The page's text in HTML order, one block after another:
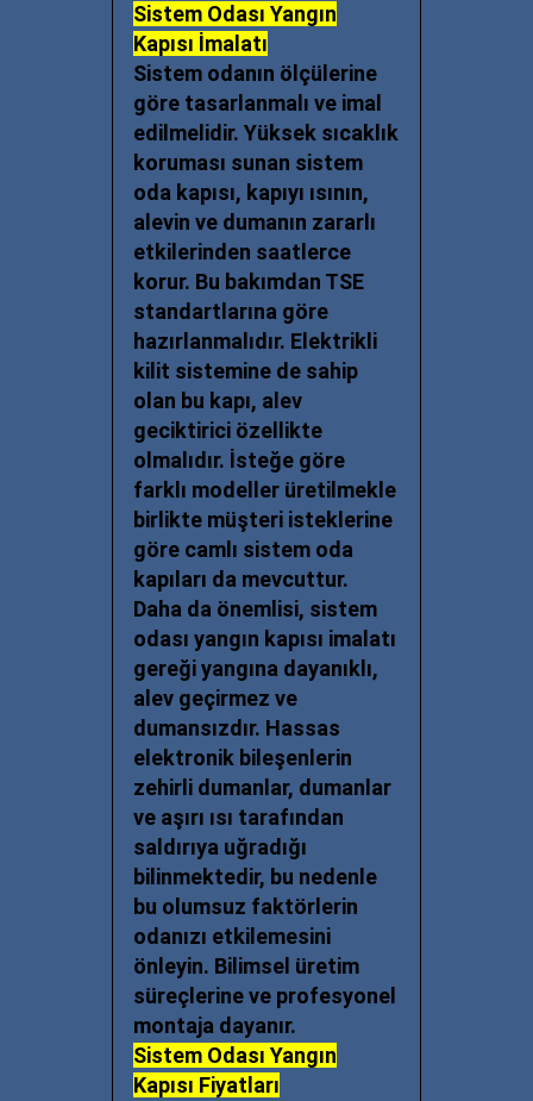
Sistem Odası Yangın
Kapısı İmalatı
Sistem odanın ölçülerine
göre tasarlanmalı ve imal
edilmelidir. Yüksek sıcaklık
koruması sunan sistem
oda kapısı, kapıyı ısının,
alevin ve dumanın zararlı
etkilerinden saatlerce
korur. Bu bakımdan TSE
standartlarına göre
hazırlanmalıdır. Elektrikli
kilit sistemine de sahip
olan bu kapı, alev
geciktirici özellikte
olmalıdır. İsteğe göre
farklı modeller üretilmekle
birlikte müşteri isteklerine
göre camlı sistem oda
kapıları da mevcuttur.
Daha da önemlisi, sistem
odası yangın kapısı imalatı
gereği yangına dayanıklı,
alev geçirmez ve
dumansızdır. Hassas
elektronik bileşenlerin
zehirli dumanlar, dumanlar
ve aşırı ısı tarafından
saldırıya uğradığı
bilinmektedir, bu nedenle
bu olumsuz faktörlerin
odanızı etkilemesini
önleyin. Bilimsel üretim
süreçlerine ve profesyonel
montaja dayanır.
Sistem Odası Yangın
Kapısı Fiyatları